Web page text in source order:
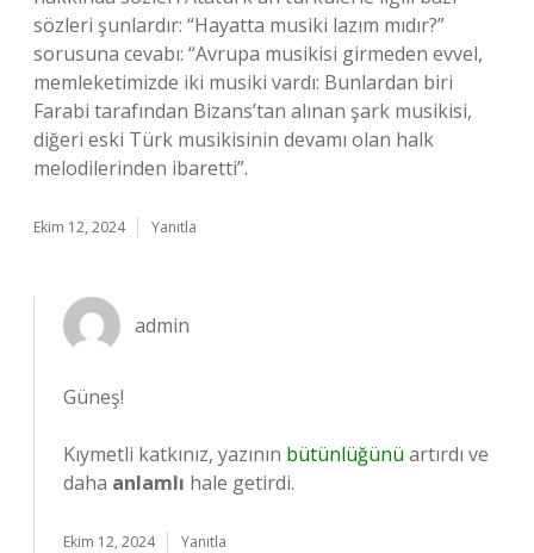
sözleri şunlardır: “Hayatta musiki lazım mıdır?”
sorusuna cevabı: “Avrupa musikisi girmeden evvel,
memleketimizde iki musiki vardı: Bunlardan biri
Farabi tarafından Bizans’tan alınan şark musikisi,
diğeri eski Türk musikisinin devamı olan halk
melodilerinden ibaretti”.
Ekim 12, 2024 Yanıtla
admin
Güneş!
Kıymetli katkınız, yazının bütünlüğünü artırdı ve
daha anlamlı hale getirdi.
Ekim 12, 2024 Yanıtla